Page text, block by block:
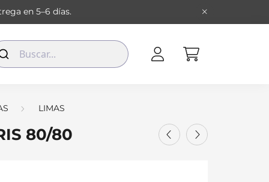
en 5–6 días.
LIMAS
80/80